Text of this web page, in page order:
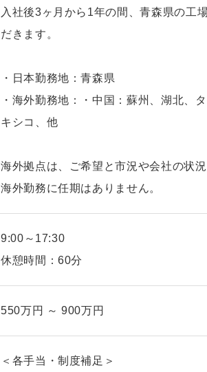
入社後3ヶ月から1年の間、青森県の工
だきます。
・日本勤務地：青森県
・海外勤務地：・中国：蘇州、湖北、
キシコ、他
海外拠点は、ご希望と市況や会社の状
海外勤務に任期はありません。
9:00～17:30
休憩時間：60分
550万円 ～ 900万円
＜各手当・制度補足＞